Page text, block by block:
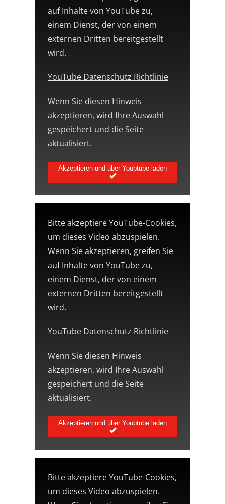
auf Inhalte von YouTube zu,
einem Dienst, der von einem
externen Dritten bereitgestellt
wird.
YouTube Datenschutz Richtlinie
Wenn Sie diesen Hinweis
akzeptieren, wird Ihre Auswahl
gespeichert und die Seite
aktualisiert.
Akzeptieren und über Youbtube laden
Bitte akzeptiere YouTube-Cookies,
um dieses Video abzuspielen.
Wenn Sie akzeptieren, greifen Sie
auf Inhalte von YouTube zu,
einem Dienst, der von einem
externen Dritten bereitgestellt
wird.
YouTube Datenschutz Richtlinie
Wenn Sie diesen Hinweis
akzeptieren, wird Ihre Auswahl
gespeichert und die Seite
aktualisiert.
Akzeptieren und über Youbtube laden
Bitte akzeptiere YouTube-Cookies,
um dieses Video abzuspielen.